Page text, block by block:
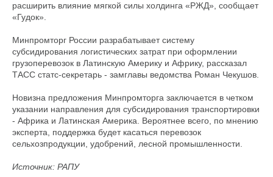
расширить влияние мягкой силы холдинга «РЖД», сообщает
«Гудок».
Минпромторг России разрабатывает систему
субсидирования логистических затрат при оформлении
грузоперевозок в Латинскую Америку и Африку, рассказал
ТАСС статс-секретарь - замглавы ведомства Роман Чекушов.
Новизна предложения Минпромторга заключается в четком
указании направления для субсидирования транспортировки
- Африка и Латинская Америка. Вероятнее всего, по мнению
эксперта, поддержка будет касаться перевозок
сельхозпродукции, удобрений, лесной промышленности.
Источник: РАПУ